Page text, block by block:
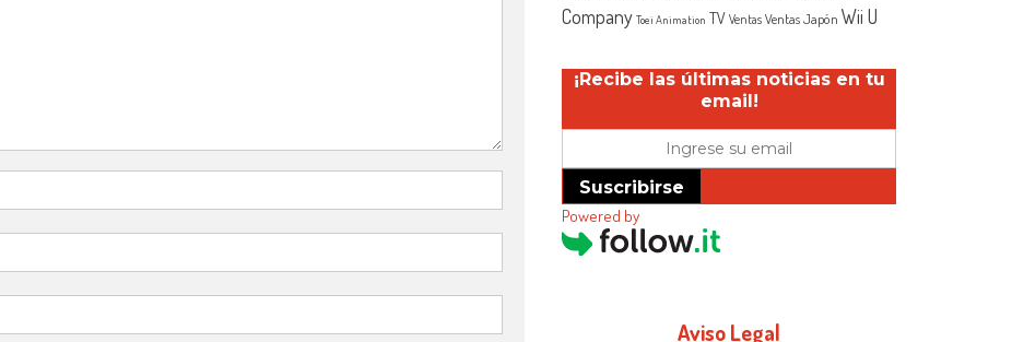
Company Toei Animation TV Ventas Ventas Japón Wii U
¡Recibe las últimas noticias en tu
email!
Suscribirse
Powered by
Aviso Legal